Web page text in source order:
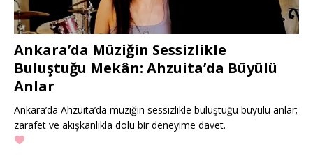
Ankara’da Müziğin Sessizlikle
Buluştuğu Mekân: Ahzuita’da Büyülü
Anlar
Ankara’da Ahzuita’da müziğin sessizlikle buluştuğu büyülü anlar;
zarafet ve akışkanlıkla dolu bir deneyime davet.